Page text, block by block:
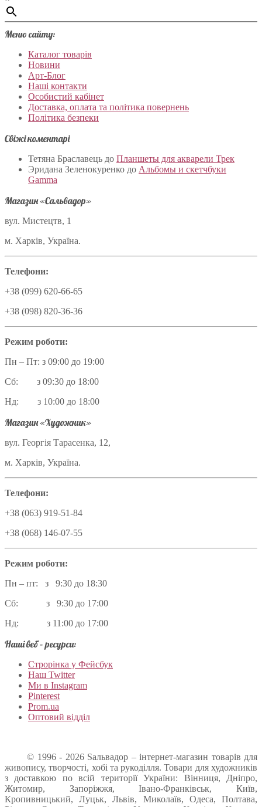
Меню сайту:
Каталог товарів
Новини
Арт-Блог
Наші контакти
Особистий кабінет
Доставка, оплата та політика повернень
Політика безпеки
Свіжі коментарі
Тетяна Браславець до Планшеты для акварели Трек
Эридана Зеленокуренко до Альбомы и скетчбуки
Gamma
Магазин «Сальвадор»
вул. Мистецтв, 1
м. Харків, Україна.
Телефони:
+38 (099) 620-66-65
+38 (098) 820-36-36
Режим роботи:
Пн – Пт: з 09:00 до 19:00
Сб: з 09:30 до 18:00
Нд: з 10:00 до 18:00
Магазин «Художник»
вул. Георгія Тарасенка, 12,
м. Харків, Україна.
Телефони:
+38 (063) 919-51-84
+38 (068) 146-07-55
Режим роботи:
Пн – пт: з 9:30 до 18:30
Сб: з 9:30 до 17:00
Нд: з 11:00 до 17:00
Наші веб – ресурси:
Строрінка у Фейсбук
Наш Twitter
Ми в Instagram
Pinterest
Prom.ua
Оптовий відділ
© 1996 - 2026 Sальвадор – інтернет-магазин товарів для
живопису, творчості, хобі та рукоділля. Товари для художників
з доставкою по всій території України: Вінниця, Дніпро,
Житомир, Запоріжжя, Івано-Франківськ, Київ,
Кропивницький, Луцьк, Львів, Миколаїв, Одеса, Полтава,